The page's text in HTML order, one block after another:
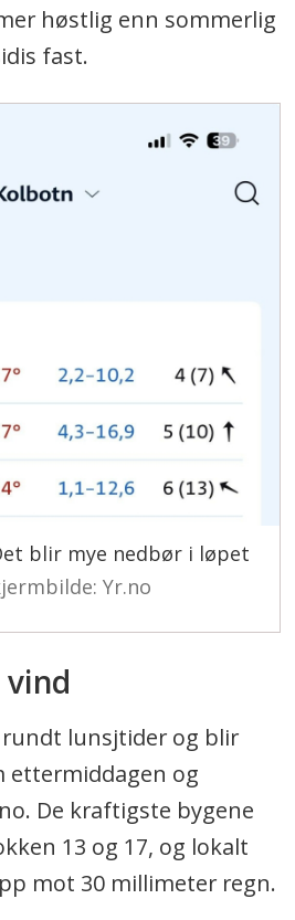
høstlig enn sommerlig
fast.
blir mye nedbør i løpet
Yr.no
vind
lunsjtider og blir
og
De kraftigste bygene
13 og 17, og lokalt
mot 30 millimeter regn.